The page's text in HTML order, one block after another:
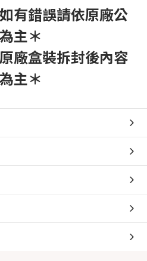
有錯誤請依原廠公
主＊
廠盒裝拆封後內容
主＊